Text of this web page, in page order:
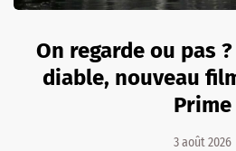
On regarde ou pas
diable, nouveau
Prime
3 août 2026